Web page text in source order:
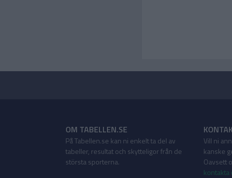
OM TABELLEN.SE
På Tabellen.se kan ni enkelt ta del av
tabeller, resultat och skytteligor från de
största sporterna.
Vill ni
kanske
Oavsett
kontakta